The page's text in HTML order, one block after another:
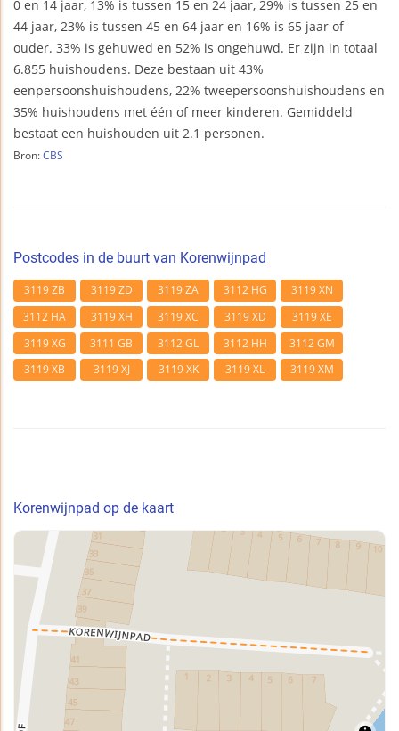
0 en 14 jaar, 13% is tussen 15 en 24 jaar, 29% is tussen 25 en
44 jaar, 23% is tussen 45 en 64 jaar en 16% is 65 jaar of
ouder. 33% is gehuwed en 52% is ongehuwd. Er zijn in totaal
6.855 huishoudens. Deze bestaan uit 43%
eenpersoonshuishoudens, 22% tweepersoonshuishoudens en
35% huishoudens met één of meer kinderen. Gemiddeld
bestaat een huishouden uit 2.1 personen.
Bron: CBS
Postcodes in de buurt van Korenwijnpad
3119 ZB 3119 ZD 3119 ZA 3112 HG
3119 XN
3112 HA
3119 XH 3119 XC 3119 XD
3119 XE
3119 XG
3111 GB 3112 GL 3112 HH
3112 GM
3119 XB
3119 XJ 3119 XK 3119 XL 3119 XM
Korenwijnpad op de kaart